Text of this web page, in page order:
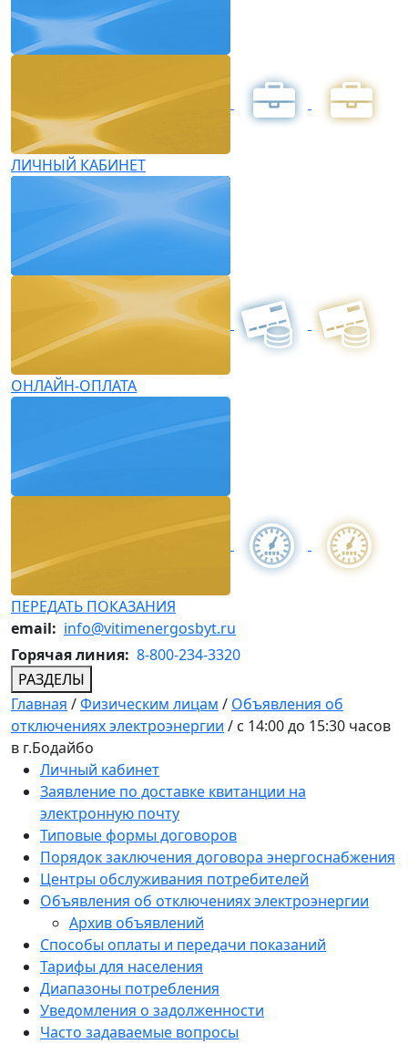
ЛИЧНЫЙ КАБИНЕТ
ОНЛАЙН-ОПЛАТА
ПЕРЕДАТЬ ПОКАЗАНИЯ
email: info@vitimenergosbyt.ru
Горячая линия: 8-800-234-3320
РАЗДЕЛЫ
Главная /Физическим лицам / Объявления об
отключениях электроэнергии / с 14:00 до 15:30 часов
в г.Бодайбо
Личный кабинет
Заявление по доставке квитанции на
электронную почту
Типовые формы договоров
Порядок заключения договора энергоснабжения
Центры обслуживания потребителей
Объявления об отключениях электроэнергии
Архив объявлений
Способы оплаты и передачи показаний
Тарифы для населения
Диапазоны потребления
Уведомления о задолженности
Часто задаваемые вопросы